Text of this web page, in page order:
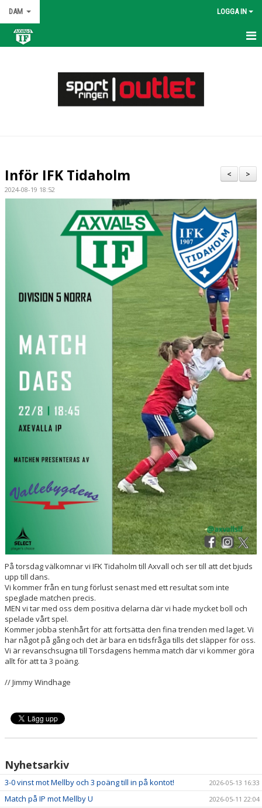
DAM LOGGA IN
BILDGALLERI
>
<
Inför IFK Tidaholm
2024-08-19 18:52
På torsdag välkomnar vi IFK Tidaholm till Axvall och ser till att det bjuds
upp till dans.
Vi kommer från en tung förlust senast med ett resultat som inte
speglade matchen precis.
MEN vi tar med oss dem positiva delarna där vi hade mycket boll och
spelade vårt spel.
Kommer jobba stenhårt för att fortsätta den fina trenden med laget. Vi
har något på gång och det är bara en tidsfråga tills det släpper för oss.
Vi är revanschsugna till Torsdagens hemma match där vi kommer göra
allt för att ta 3 poäng.
// Jimmy Windhage
Nyhetsarkiv
3-0 vinst mot Mellby och 3 poäng till in på kontot! 2026-05-13 16:33
Match på IP mot Mellby U 2026-05-11 22:04